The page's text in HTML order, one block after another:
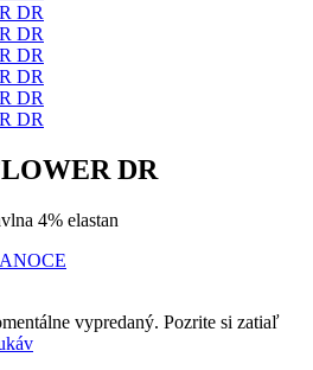
DR
4% elastan
vypredaný. Pozrite si zatiaľ